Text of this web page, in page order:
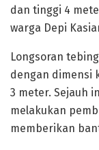
dan tinggi 4
warga Depi
Longsoran
dengan dimensi
3 meter. Sejauh
melakukan
memberikan